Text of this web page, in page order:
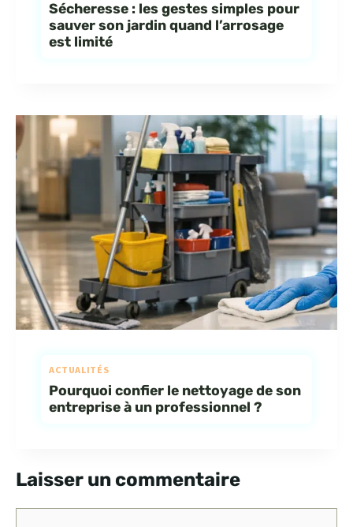
Sécheresse : les gestes simples pour
sauver son jardin quand l’arrosage
est limité
ACTUALITÉS
Pourquoi confier le nettoyage de son
entreprise à un professionnel ?
Laisser un commentaire